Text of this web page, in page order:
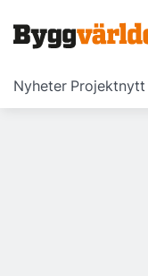
Nyheter Projektnytt